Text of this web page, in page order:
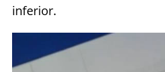
inferior.